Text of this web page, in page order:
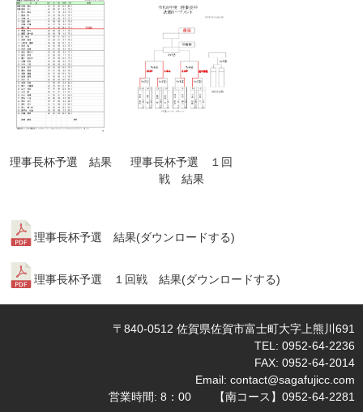
理事長杯予選 結果
理事長杯予選 １回
戦 結果
理事長杯予選 結果(ダウンロードする)
理事長杯予選 １回戦 結果(ダウンロードする)
〒840-0512 佐賀県佐賀市富士町大字上熊川691
TEL: 0952-64-2236
FAX: 0952-64-2014
Email: contact@sagafujicc.com
営業時間: 8：00 【南コース】0952-64-2281